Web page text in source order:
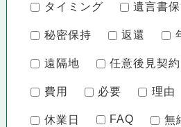
タイミング 遺言書
秘密保持 返還
遠隔地 任意後見契約
費用 必要 理由
休業日 FAQ 無